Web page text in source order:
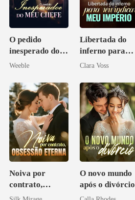
O pedido
inesperado do
meu chefe
Weeble
Libertada do
inferno para
reivindicar meu
Clara Voss
Noiva por
contrato,
obsessão eterna
O novo mundo
após o divórcio